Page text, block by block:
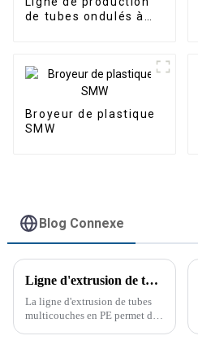
de tubes ondulés à
Broyeur de plastique
SMW
Blog Connexe
Ligne d'extrusion de tubes multicouches PE
La ligne d'extrusion de tubes
multicouches en PE permet de